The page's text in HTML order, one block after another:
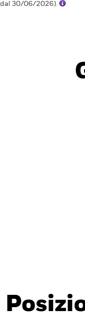
dal 30/06/2026).